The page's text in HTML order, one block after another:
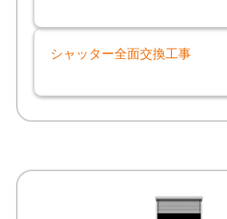
シャッター全面交換工事